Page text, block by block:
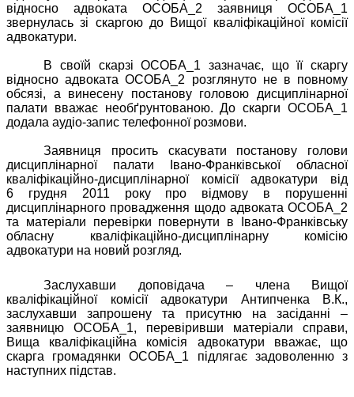
відносно адвоката ОСОБА_2 заявниця ОСОБА_1
звернулась зі скаргою до Вищої кваліфікаційної комісії
адвокатури.
В своїй скарзі ОСОБА_1 зазначає, що її скаргу
відносно адвоката ОСОБА_2 розглянуто не в повному
обсязі, а винесену постанову головою дисциплінарної
палати вважає необґрунтованою. До скарги ОСОБА_1
додала аудіо-запис телефонної розмови.
Заявниця просить скасувати постанову голови
дисциплінарної палати Івано-Франківської обласної
кваліфікаційно-дисциплінарної комісії адвокатури від
6 грудня 2011 року про відмову в порушенні
дисциплінарного провадження щодо адвоката ОСОБА_2
та матеріали перевірки повернути в Івано-Франківську
обласну кваліфікаційно-дисциплінарну комісію
адвокатури на новий розгляд.
Заслухавши доповідача – члена Вищої
кваліфікаційної комісії адвокатури Антипченка В.К.,
заслухавши запрошену та присутню на засіданні –
заявницю ОСОБА_1, перевіривши матеріали справи,
Вища кваліфікаційна комісія адвокатури вважає, що
скарга громадянки ОСОБА_1 підлягає задоволенню з
наступних підстав.